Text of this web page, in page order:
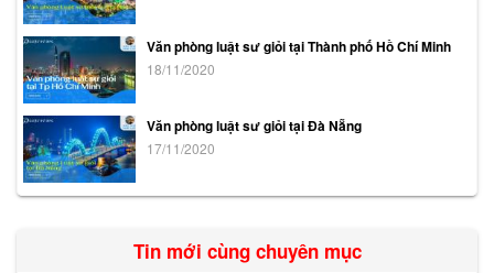
Văn phòng luật sư giỏi tại Thành phố Hồ Chí Minh
18/11/2020
Văn phòng luật sư giỏi tại Đà Nẵng
17/11/2020
Tin mới cùng chuyên mục